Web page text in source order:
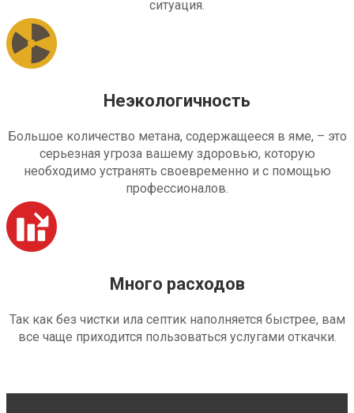
ситуация.
Неэкологичность
Большое количество метана, содержащееся в яме, – это
серьезная угроза вашему здоровью, которую
необходимо устранять своевременно и с помощью
профессионалов.
Много расходов
Так как без чистки ила септик наполняется быстрее, вам
все чаще приходится пользоваться услугами откачки.